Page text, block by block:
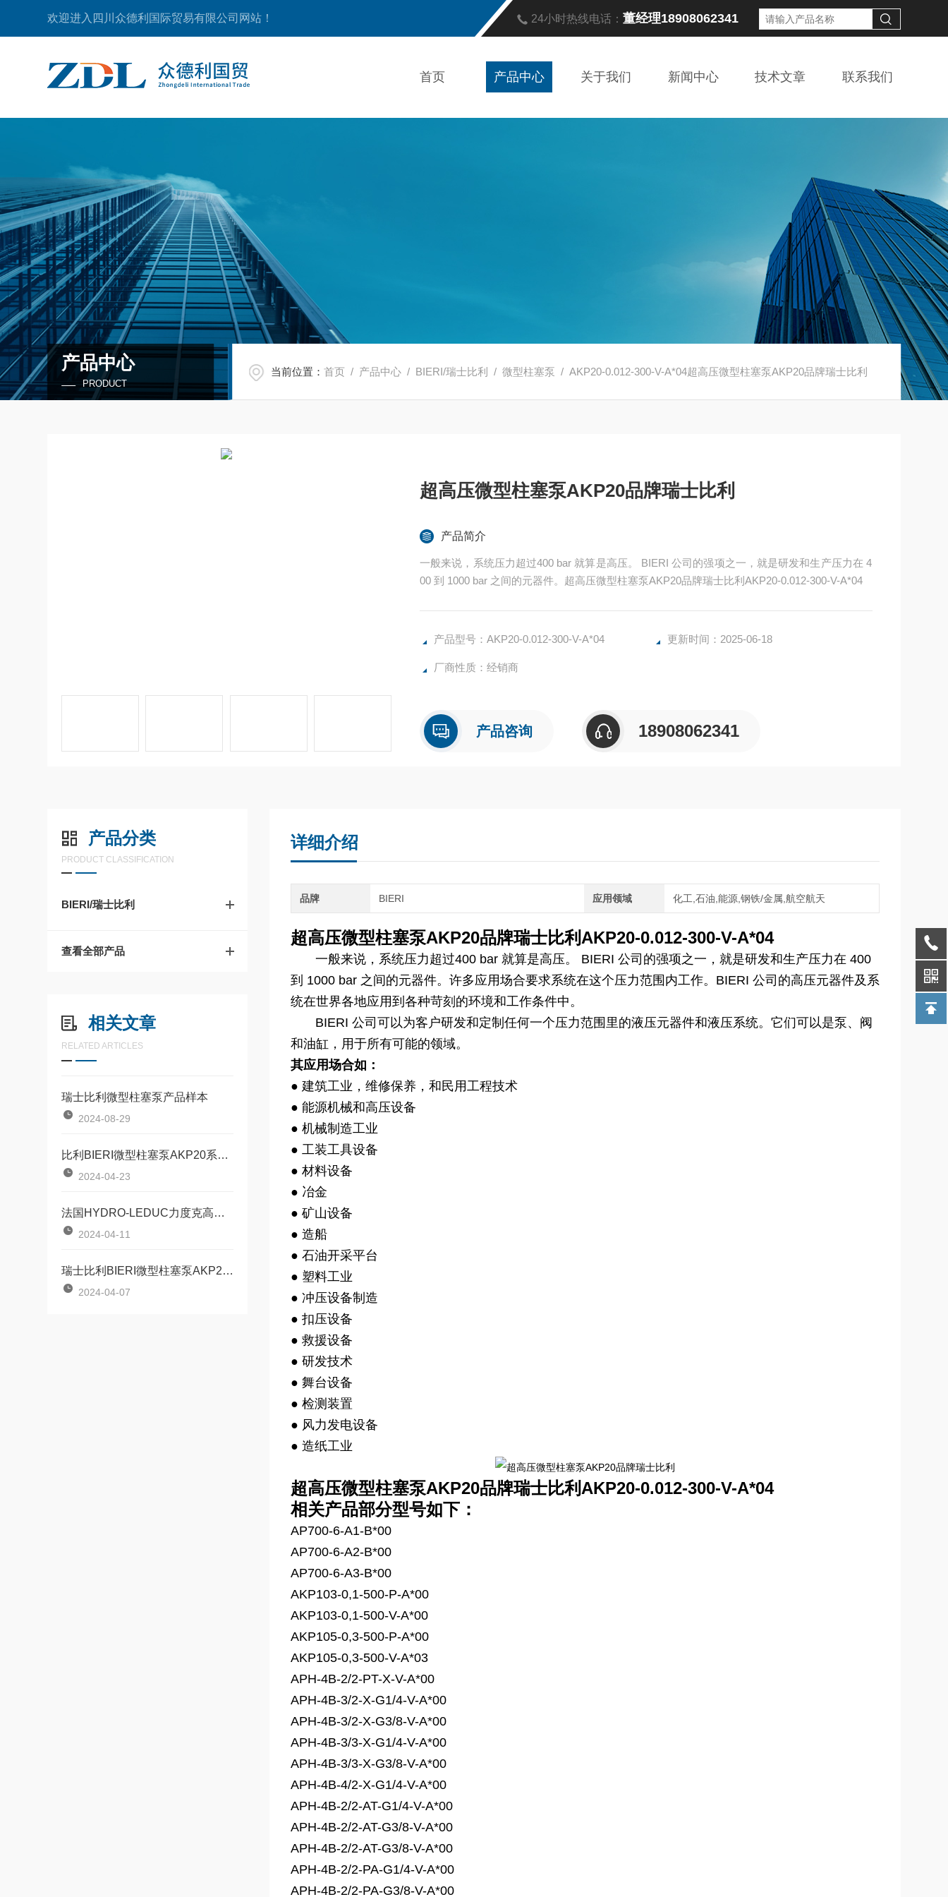
欢迎进入四川众德利国际贸易有限公司网站！ 24小时热线电话：董经理18908062341
首页 产品中心 关于我们 新闻中心 技术文章 联系我们
产品中心
PRODUCT
当前位置：首页 / 产品中心 / BIERI/瑞士比利 /微型柱塞泵 / AKP20-0.012-300-V-A*04超高压微型柱塞泵AKP20品牌瑞士比利
超高压微型柱塞泵AKP20品牌瑞士比利
产品简介
一般来说，系统压力超过400 bar 就算是高压。 BIERI 公司的强项之一，就是研发和生产压力在 4
00 到 1000 bar 之间的元器件。超高压微型柱塞泵AKP20品牌瑞士比利AKP20-0.012-300-V-A*04
产品型号：AKP20-0.012-300-V-A*04 更新时间：2025-06-18
厂商性质：经销商
产品咨询 18908062341
产品分类
PRODUCT CLASSIFICATION
BIERI/瑞士比利
查看全部产品
相关文章
RELATED ARTICLES
瑞士比利微型柱塞泵产品样本
2024-08-29
比利BIERI微型柱塞泵AKP20系列原理及维修
2024-04-23
法国HYDRO-LEDUC力度克高压微型柱塞泵的产品介绍
2024-04-11
瑞士比利BIERI微型柱塞泵AKP20系列原理及维修
2024-04-07
详细介绍
品牌 BIERI 应用领域 化工,石油,能源,钢铁/金属,航空航天
超高压微型柱塞泵AKP20品牌瑞士比利 AKP20-0.012-300-V-A*04
一般来说，系统压力超过400 bar 就算是高压。 BIERI 公司的强项之一，就是研发和生产压力在 400
到 1000 bar 之间的元器件。许多应用场合要求系统在这个压力范围内工作。BIERI 公司的高压元器件及系
统在世界各地应用到各种苛刻的环境和工作条件中。
BIERI 公司可以为客户研发和定制任何一个压力范围里的液压元器件和液压系统。它们可以是泵、阀
和油缸，用于所有可能的领域。
其应用场合如：
● 建筑工业，维修保养，和民用工程技术
● 能源机械和高压设备
● 机械制造工业
● 工装工具设备
● 材料设备
● 冶金
● 矿山设备
● 造船
● 石油开采平台
● 塑料工业
● 冲压设备制造
● 扣压设备
● 救援设备
● 研发技术
● 舞台设备
● 检测装置
● 风力发电设备
● 造纸工业
超高压微型柱塞泵AKP20品牌瑞士比利 AKP20-0.012-300-V-A*04
相关产品部分型号如下：
AP700-6-A1-B*00
AP700-6-A2-B*00
AP700-6-A3-B*00
AKP103-0,1-500-P-A*00
AKP103-0,1-500-V-A*00
AKP105-0,3-500-P-A*00
AKP105-0,3-500-V-A*03
APH-4B-2/2-PT-X-V-A*00
APH-4B-3/2-X-G1/4-V-A*00
APH-4B-3/2-X-G3/8-V-A*00
APH-4B-3/3-X-G1/4-V-A*00
APH-4B-3/3-X-G3/8-V-A*00
APH-4B-4/2-X-G1/4-V-A*00
APH-4B-2/2-AT-G1/4-V-A*00
APH-4B-2/2-AT-G3/8-V-A*00
APH-4B-2/2-AT-G3/8-V-A*00
APH-4B-2/2-PA-G1/4-V-A*00
APH-4B-2/2-PA-G3/8-V-A*00